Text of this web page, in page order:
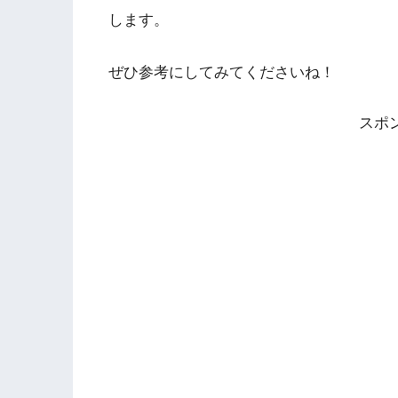
します。
ぜひ参考にしてみてくださいね！
スポ